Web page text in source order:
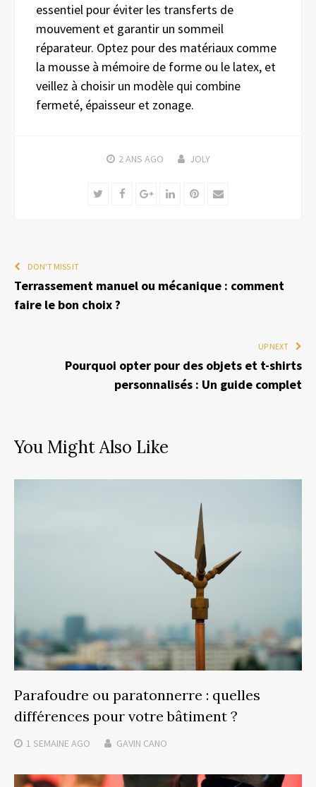
essentiel pour éviter les transferts de
mouvement et garantir un sommeil
réparateur. Optez pour des matériaux comme
la mousse à mémoire de forme ou le latex, et
veillez à choisir un modèle qui combine
fermeté, épaisseur et zonage.
2 ANS AGO JOLY
TwitterFacebookGoogle+LinkedInPinterest
Email
DON'T MISS IT
Terrassement manuel ou mécanique : comment
faire le bon choix ?
UP NEXT
Pourquoi opter pour des objets et t-shirts
personnalisés : Un guide complet
You Might Also Like
Parafoudre ou paratonnerre : quelles
différences pour votre bâtiment ?
1 SEMAINE AGO GAVIN CANO